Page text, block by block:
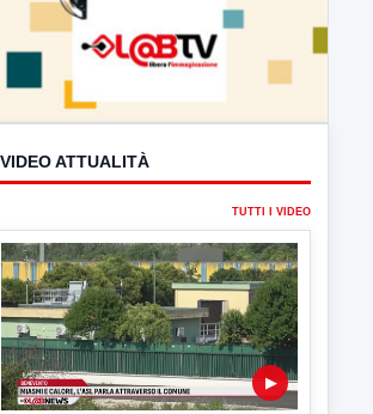
VIDEO ATTUALITÀ
TUTTI I VIDEO
▶
7 AGOSTO 2026 ATTUALITÀ
Miasmi e Calore, l'ASL parla
attraverso il Comune